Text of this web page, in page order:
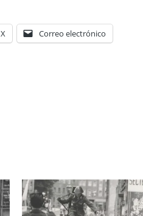
X Correo electrónico